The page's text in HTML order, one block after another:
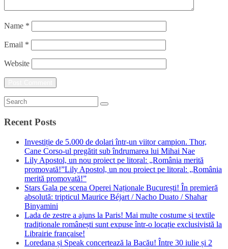
Name *
Email *
Website
Recent Posts
Investiție de 5.000 de dolari într-un viitor campion. Thor,
Cane Corso-ul pregătit sub îndrumarea lui Mihai Nae
Lily Apostol, un nou proiect pe litoral: „România merită
promovată!”Lily Apostol, un nou proiect pe litoral: „România
merită promovată!”
Stars Gala pe scena Operei Naționale București! În premieră
absolută: tripticul Maurice Béjart / Nacho Duato / Shahar
Binyamini
Lada de zestre a ajuns la Paris! Mai multe costume și textile
tradiționale românești sunt expuse într-o locație exclusivistă la
Librairie française!
Loredana și Speak concertează la Bacău! Între 30 iulie și 2